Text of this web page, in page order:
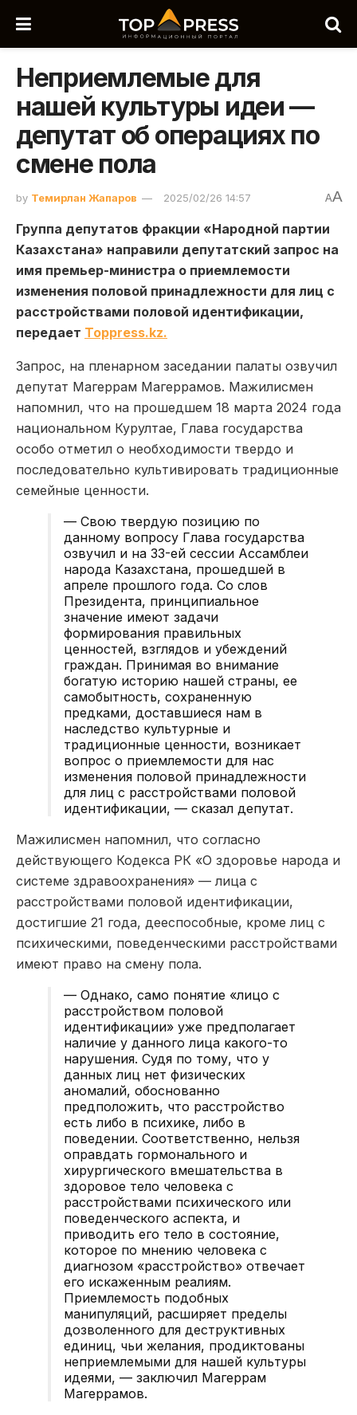
Неприемлемые для
нашей культуры идеи —
депутат об операциях по
смене пола
by Темирлан Жапаров 2025/02/26 14:57 AA
Группа депутатов фракции «Народной партии
Казахстана» направили депутатский запрос на
имя премьер-министра о приемлемости
изменения половой принадлежности для лиц с
расстройствами половой идентификации,
передает Toppress.kz.
Запрос, на пленарном заседании палаты озвучил
депутат Магеррам Магеррамов. Мажилисмен
напомнил, что на прошедшем 18 марта 2024 года
национальном Курултае, Глава государства
особо отметил о необходимости твердо и
последовательно культивировать традиционные
семейные ценности.
— Свою твердую позицию по
данному вопросу Глава государства
озвучил и на 33-ей сессии Ассамблеи
народа Казахстана, прошедшей в
апреле прошлого года. Со слов
Президента, принципиальное
значение имеют задачи
формирования правильных
ценностей, взглядов и убеждений
граждан. Принимая во внимание
богатую историю нашей страны, ее
самобытность, сохраненную
предками, доставшиеся нам в
наследство культурные и
традиционные ценности, возникает
вопрос о приемлемости для нас
изменения половой принадлежности
для лиц с расстройствами половой
идентификации, — сказал депутат.
Мажилисмен напомнил, что согласно
действующего Кодекса РК «О здоровье народа и
системе здравоохранения» — лица с
расстройствами половой идентификации,
достигшие 21 года, дееспособные, кроме лиц с
психическими, поведенческими расстройствами
имеют право на смену пола.
— Однако, само понятие «лицо с
расстройством половой
идентификации» уже предполагает
наличие у данного лица какого-то
нарушения. Судя по тому, что у
данных лиц нет физических
аномалий, обоснованно
предположить, что расстройство
есть либо в психике, либо в
поведении. Соответственно, нельзя
оправдать гормонального и
хирургического вмешательства в
здоровое тело человека с
расстройствами психического или
поведенческого аспекта, и
приводить его тело в состояние,
которое по мнению человека с
диагнозом «расстройство» отвечает
его искаженным реалиям.
Приемлемость подобных
манипуляций, расширяет пределы
дозволенного для деструктивных
единиц, чьи желания, продиктованы
неприемлемыми для нашей культуры
идеями, — заключил Магеррам
Магеррамов.